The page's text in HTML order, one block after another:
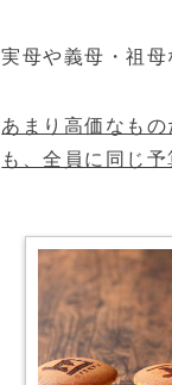
実母や義母・祖
あまり高価なも
も、全員に同じ